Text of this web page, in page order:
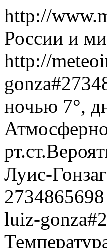
http://
России и
http://
ночью 7°,
Луис-
2734865698
luiz-